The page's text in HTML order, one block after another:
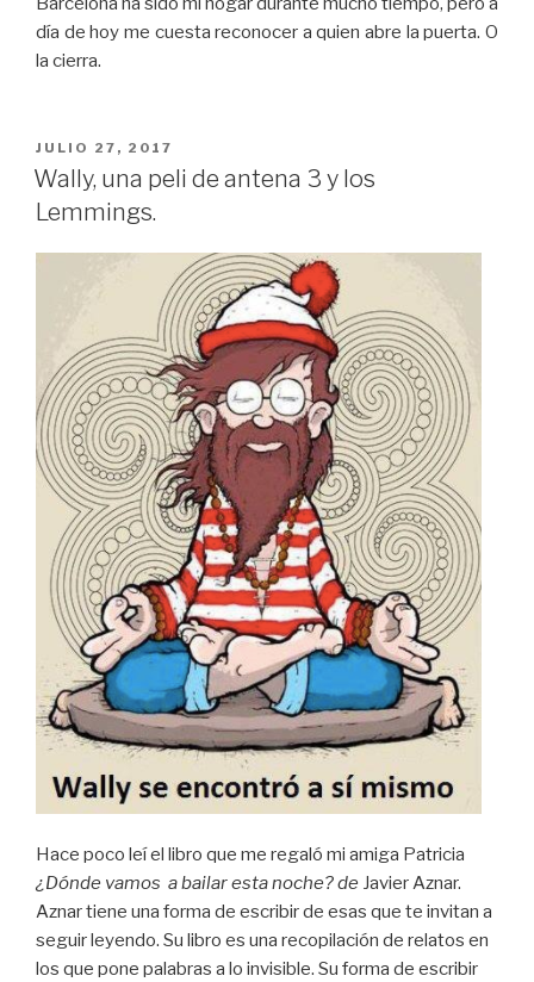
día de hoy me cuesta reconocer a quien abre la puerta. O
la cierra.
PUBLICADO
EL
JULIO 27, 2017
Wally, una peli de antena 3 y los
Lemmings.
Hace poco leí el libro que me regaló mi amiga Patricia
¿Dónde vamos a bailar esta noche? de Javier Aznar.
Aznar tiene una forma de escribir de esas que te invitan a
seguir leyendo. Su libro es una recopilación de relatos en
los que pone palabras a lo invisible. Su forma de escribir